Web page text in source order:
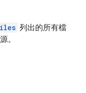
列出的所有檔
。